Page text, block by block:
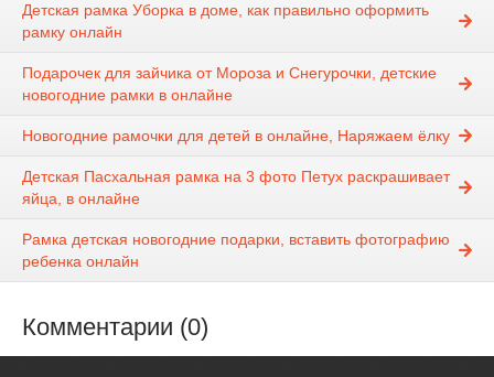
Детская рамка Уборка в доме, как правильно оформить
рамку онлайн
Подарочек для зайчика от Мороза и Снегурочки, детские
новогодние рамки в онлайне
Новогодние рамочки для детей в онлайне, Наряжаем ёлку
Детская Пасхальная рамка на 3 фото Петух раскрашивает
яйца, в онлайне
Рамка детская новогодние подарки, вставить фотографию
ребенка онлайн
Комментарии (0)